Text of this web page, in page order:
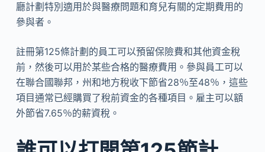
廳計劃特別適用於與醫療問題和育兒有關的定期費用的
參與者。
註冊第125條計劃的員工可以預留保險費和其他資金稅
前，然後可以用於某些合格的醫療費用。參與員工可以
在聯合國聯邦，州和地方稅收下節省28％至48％，這些
項目通常已經購買了稅前資金的各種項目。雇主可以額
外節省7.65％的薪資稅。